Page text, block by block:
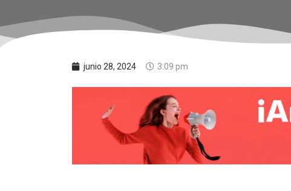
junio 28, 2024 3:09 pm